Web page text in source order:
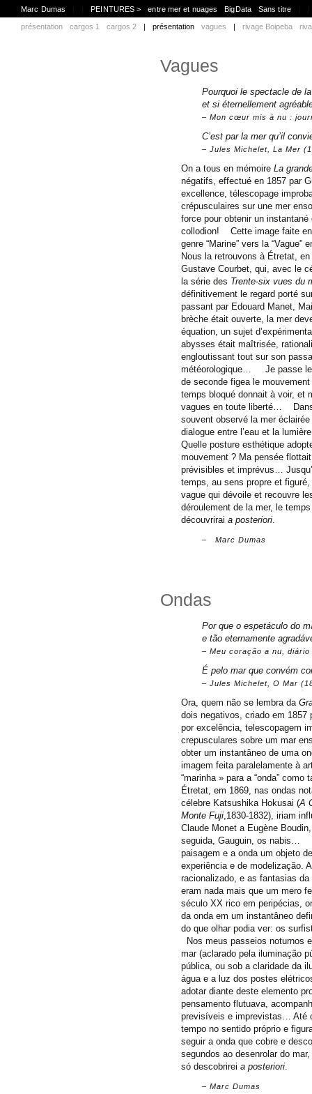
Marc Dumas PEINTURES > entre mer et nuages BigData Sans titre
présentation cargos 1 cargos 2 | présentation vagues | rivage Boipeba
Vagues
Pourquoi le spectacle de
et si éternellement
Mon cœur mis à nu :
C’est par la mer qu’il
Jules Michelet, La Mer
On a tous en mémoire La
négatifs, effectué en 1857 par
excellence, télescopage
crépusculaires sur une mer
force pour obtenir un
collodion! Cette image faite en
genre “Marine” vers la
Nous la retrouvons à Étretat,
Gustave Courbet, qui, avec le
la série des Trente-six vues du
définitivement le regard porté
passant par Edouard Manet,
brèche était ouverte, la mer
équation, un sujet
abysses était maîtrisée,
engloutissant tout sur son
météorologique… Je passe le
de seconde figea le
temps bloqué donnait à voir, et
vagues en toute liberté… Dans
souvent observé la mer
dialogue entre l’eau et la
Quelle posture esthétique
mouvement ? Ma pensée
prévisibles et imprévus…
temps, au sens propre et
vague qui dévoile et recouvre
déroulement de la mer, le
découvrirai a posteriori.
Marc Dumas
Ondas
Por que o espetáculo do
e tão eternamente
Meu coração a nu,
É pelo mar que convém
Jules Michelet, O Mar
Ora, quem não se lembra da
dois negativos, criado em 1857
por excelência, telescopagem
crepusculares sobre um mar
obter um instantâneo de uma
imagem feita paralelamente à
“marinha » para a “onda”
Étretat, em 1869, nas ondas
célebre Katsushika Hokusai (A
Monte Fuji,1830-1832), iriam
Claude Monet a Eugène
seguida, Gauguin, os nabis…
paisagem e a onda um objeto
experiência e de modelização.
racionalizado, e as fantasias
eram nada mais que um mero
século XX rico em peripécias,
da onda em um instantâneo
do que olhar podia ver: os
Nos meus passeios noturnos
mar (aclarado pela iluminação
pública, ou sob a claridade da
água e a luz dos postes
adotar diante deste elemento
pensamento flutuava,
previsíveis e imprevistas… Até
tempo no sentido próprio e
seguir a onda que cobre e
segundos ao desenrolar do
só descobrirei a posteriori.
Marc Dumas